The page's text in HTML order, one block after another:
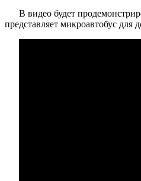
В видео будет
представляет микроавтобус для